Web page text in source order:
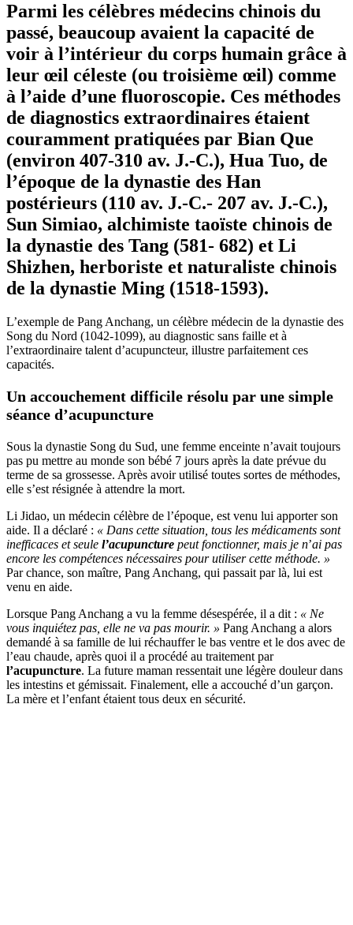
Parmi les célèbres médecins chinois du
passé, beaucoup avaient la capacité de
voir à l’intérieur du corps humain grâce à
leur œil céleste (ou troisième œil) comme
à l’aide d’une fluoroscopie. Ces méthodes
de diagnostics extraordinaires étaient
couramment pratiquées par Bian Que
(environ 407-310 av. J.-C.), Hua Tuo, de
l’époque de la dynastie des Han
postérieurs (110 av. J.-C.- 207 av. J.-C.),
Sun Simiao, alchimiste taoïste chinois de
la dynastie des Tang (581- 682) et Li
Shizhen, herboriste et naturaliste chinois
de la dynastie Ming (1518-1593).
L’exemple de Pang Anchang, un célèbre médecin de la dynastie des
Song du Nord (1042-1099), au diagnostic sans faille et à
l’extraordinaire talent d’acupuncteur, illustre parfaitement ces
capacités.
Un accouchement difficile résolu par une simple
séance d’acupuncture
Sous la dynastie Song du Sud, une femme enceinte n’avait toujours
pas pu mettre au monde son bébé 7 jours après la date prévue du
terme de sa grossesse. Après avoir utilisé toutes sortes de méthodes,
elle s’est résignée à attendre la mort.
Li Jidao, un médecin célèbre de l’époque, est venu lui apporter son
aide. Il a déclaré : « Dans cette situation, tous les médicaments sont
inefficaces et seule l’acupuncture peut fonctionner, mais je n’ai pas
encore les compétences nécessaires pour utiliser cette méthode. »
Par chance, son maître, Pang Anchang, qui passait par là, lui est
venu en aide.
Lorsque Pang Anchang a vu la femme désespérée, il a dit : « Ne
vous inquiétez pas, elle ne va pas mourir. » Pang Anchang a alors
demandé à sa famille de lui réchauffer le bas ventre et le dos avec de
l’eau chaude, après quoi il a procédé au traitement par
l’acupuncture. La future maman ressentait une légère douleur dans
les intestins et gémissait. Finalement, elle a accouché d’un garçon.
La mère et l’enfant étaient tous deux en sécurité.